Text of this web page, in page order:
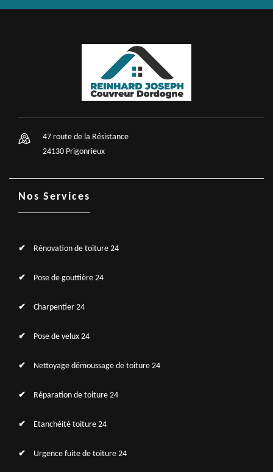
47 route de la Résistance
24130 Prigonrieux
Nos Services
Rénovation de toiture 24
Pose de gouttière 24
Charpentier 24
Pose de velux 24
Nettoyage démoussage de toiture 24
Réparation de toiture 24
Etanchéité toiture 24
Urgence fuite de toiture 24